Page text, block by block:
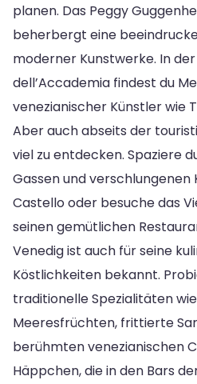
planen. Das Peggy
beherbergt eine
moderner Kunstwerke. In
dell’Accademia findest du
venezianischer Künstler wie
Aber auch abseits der
viel zu entdecken. Spaziere
Gassen und verschlungenen
Castello oder besuche das
seinen gemütlichen
Venedig ist auch für seine
Köstlichkeiten bekannt.
traditionelle Spezialitäten
Meeresfrüchten, frittierte
berühmten venezianischen
Häppchen, die in den Bars